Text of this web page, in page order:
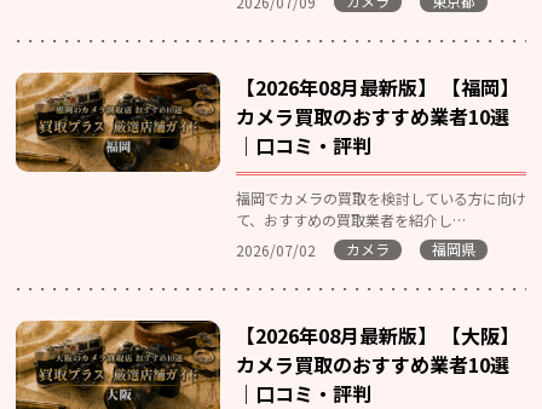
【2026年08月最新版】 【福岡】
カメラ買取のおすすめ業者10選
｜口コミ・評判
福岡でカメラの買取を検討している方に向け
て、おすすめの買取業者を紹介し…
2026/07/02
カメラ 福岡県
【2026年08月最新版】 【大阪】
カメラ買取のおすすめ業者10選
｜口コミ・評判